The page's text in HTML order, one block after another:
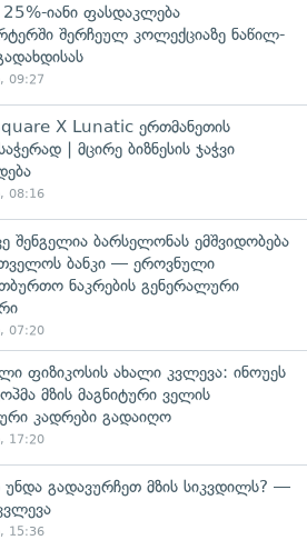
იანი ფასდაკლება
შერჩეულ კოლექციაზე ნაწილ-
09:27
X Lunatic ერთმანეთის
| მცირე ბიზნესის ჯაჭვი
08:16
შენგელია ბარსელონას ემშვიდობება
ბანკი — ეროვნული
ნაკრების გენერალური
07:20
ფიზიკოსის ახალი კვლევა: ინოუეს
მზის მაგნიტური ველის
კადრები გადაიღო
17:20
გადავურჩეთ მზის სიკვდილს? —
15:36